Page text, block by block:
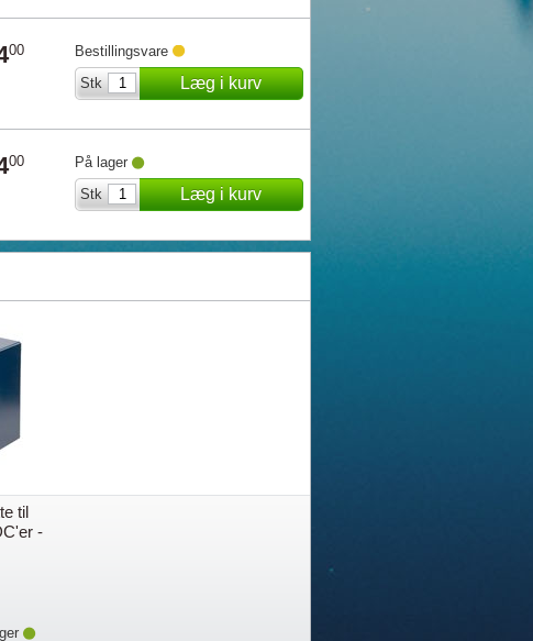
00
Bestillingsvare
Stk
Læg i kurv
00
På lager
Stk
Læg i kurv
til
-